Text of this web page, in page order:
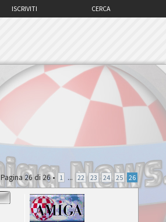
CERCA
ISCRIVITI
Pagina 26 di 26• 1 ... 22 23 24 25 26